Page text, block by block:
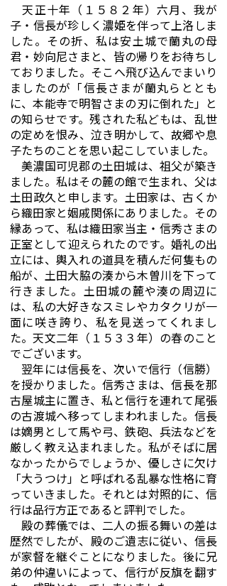
天正十年（１５８２年）六月、我が
子・信長が珍しく濃姫を伴って上洛しま
した。その折、私は安土城で蘭丸の母
君・妙向尼さまと、皆の帰りをお待ちし
ておりました。そこへ飛び込んでまいり
ましたのが「信長さまが蘭丸らととも
に、本能寺で明智さまの刃に倒れた」と
の知らせです。残された私どもは、乱世
の定めを恨み、泣き明かして、故郷や息
子たちのことを思い起こしていました。
美濃国可児郡の土田城は、祖父が築き
ました。私はその麓の館で生まれ、父は
土田政久と申します。土田家は、古くか
ら織田家と姻戚関係にありました。その
縁あって、私は織田家当主・信秀さまの
正室として迎えられたのです。婚礼の出
立には、輿入れの道具を積んだ何隻もの
船が、土田大脇の湊から木曽川を下って
行きました。土田城の麓や湊の周辺に
は、私の大好きなスミレやカタクリが一
面に咲き誇り、私を見送ってくれまし
た。天文二年（１５３３年）の春のこと
でございます。
翌年には信長を、次いで信行（信勝）
を授かりました。信秀さまは、信長を那
古屋城主に置き、私と信行を連れて尾張
の古渡城へ移ってしまわれました。信長
は嫡男として馬や弓、鉄砲、兵法などを
厳しく教え込まれました。私がそばに居
なかったからでしょうか、優しさに欠け
「大うつけ」と呼ばれる乱暴な性格に育
っていきました。それとは対照的に、信
行は品行方正であると評判でした。
殿の葬儀では、二人の振る舞いの差は
歴然でしたが、殿のご遺志に従い、信長
が家督を継ぐことになりました。後に兄
弟の仲違いによって、信行が反旗を翻す